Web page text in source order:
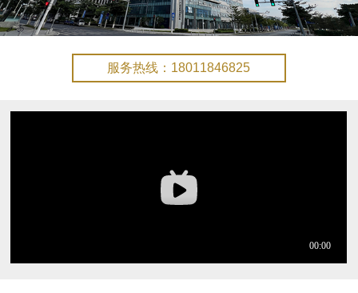
服务热线：18011846825